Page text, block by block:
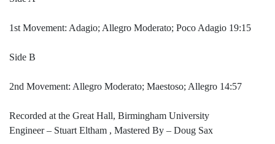
1st Movement: Adagio; Allegro Moderato; Poco Adagio 19:15
Side B
2nd Movement: Allegro Moderato; Maestoso; Allegro 14:57
Recorded at the Great Hall, Birmingham University
Engineer – Stuart Eltham , Mastered By – Doug Sax